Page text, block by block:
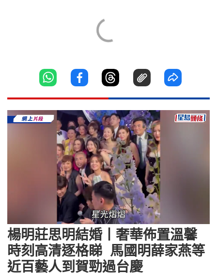
Loaded:
59.13%
楊明莊思明結婚丨奢華佈置溫馨
時刻高清逐格睇 馬國明薛家燕等
近百藝人到賀勁過台慶